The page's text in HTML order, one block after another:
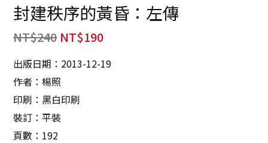
封建秩序的黃昏：左傳
NT$240 NT$190
出版日期：2013-12-19
作者：楊照
印刷：黑白印刷
裝訂：平裝
頁數：192